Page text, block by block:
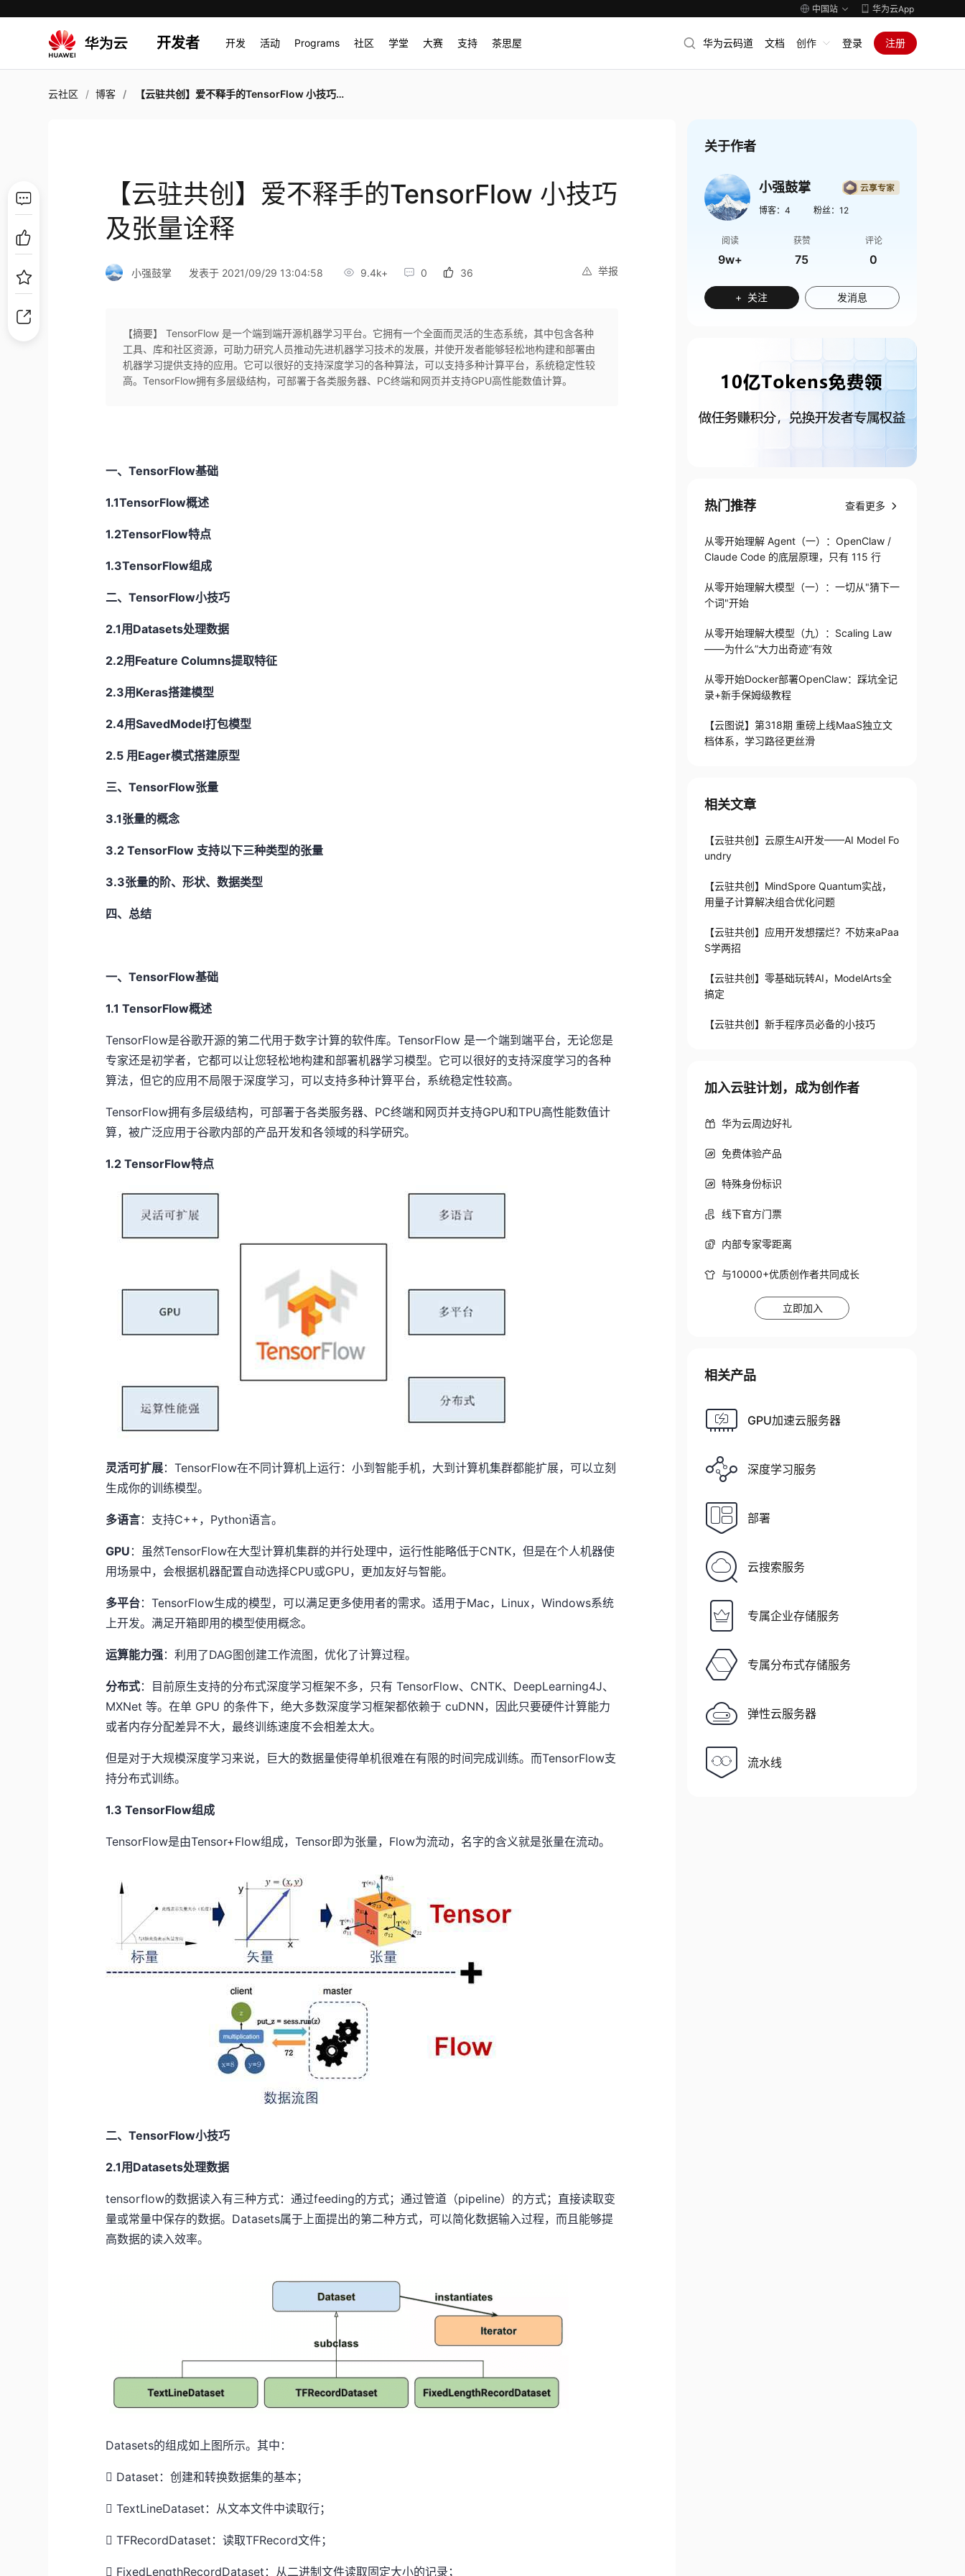
中国站 华为云App
开发者 开发 活动 Programs 社区 学堂 大赛 支持 茶思屋 华为云码道 文档 创作 登录 注册
云社区 博客 【云驻共创】爱不释手的TensorFlow 小技巧及张量诠释
【云驻共创】爱不释手的TensorFlow 小技巧
及张量诠释
举报
小强鼓掌 发表于 2021/09/29 13:04:58 9.4k+ 0 36
【摘要】 TensorFlow 是一个端到端开源机器学习平台。它拥有一个全面而灵活的生态系统，其中包含各种
工具、库和社区资源，可助力研究人员推动先进机器学习技术的发展，并使开发者能够轻松地构建和部署由
机器学习提供支持的应用。它可以很好的支持深度学习的各种算法，可以支持多种计算平台，系统稳定性较
高。TensorFlow拥有多层级结构，可部署于各类服务器、PC终端和网页并支持GPU高性能数值计算。
一、TensorFlow基础
1.1TensorFlow概述
1.2TensorFlow特点
1.3TensorFlow组成
二、TensorFlow小技巧
2.1用Datasets处理数据
2.2用Feature Columns提取特征
2.3用Keras搭建模型
2.4用SavedModel打包模型
2.5 用Eager模式搭建原型
三、TensorFlow张量
3.1张量的概念
3.2 TensorFlow 支持以下三种类型的张量
3.3张量的阶、形状、数据类型
四、总结
一、TensorFlow基础
1.1 TensorFlow概述
TensorFlow是谷歌开源的第二代用于数字计算的软件库。TensorFlow 是一个端到端平台，无论您是
专家还是初学者，它都可以让您轻松地构建和部署机器学习模型。它可以很好的支持深度学习的各种
算法，但它的应用不局限于深度学习，可以支持多种计算平台，系统稳定性较高。
TensorFlow拥有多层级结构，可部署于各类服务器、PC终端和网页并支持GPU和TPU高性能数值计
算，被广泛应用于谷歌内部的产品开发和各领域的科学研究。
1.2 TensorFlow特点
灵活可扩展：TensorFlow在不同计算机上运行：小到智能手机，大到计算机集群都能扩展，可以立刻
生成你的训练模型。
多语言： 支持C++，Python语言。
GPU ： 虽然TensorFlow在大型计算机集群的并行处理中，运行性能略低于CNTK，但是在个人机器使
用场景中，会根据机器配置自动选择CPU或GPU，更加友好与智能。
多平台：TensorFlow生成的模型，可以满足更多使用者的需求。适用于Mac，Linux，Windows系统
上开发。满足开箱即用的模型使用概念。
运算能力强：利用了DAG图创建工作流图，优化了计算过程。
分布式：
目前原生支持的分布式深度学习框架不多，只有 TensorFlow、CNTK、DeepLearning4J、
MXNet 等。在单 GPU 的条件下，绝大多数深度学习框架都依赖于 cuDNN，因此只要硬件计算能力
或者内存分配差异不大，最终训练速度不会相差太大。
但是对于大规模深度学习来说，巨大的数据量使得单机很难在有限的时间完成训练。而TensorFlow支
持分布式训练。
1.3 TensorFlow组成
TensorFlow是由Tensor+Flow组成，Tensor即为张量，Flow为流动，名字的含义就是张量在流动。
二、TensorFlow小技巧
2.1用Datasets处理数据
tensorflow的数据读入有三种方式：通过feeding的方式；通过管道（pipeline）的方式；直接读取变
量或常量中保存的数据。Datasets属于上面提出的第二种方式，可以简化数据输入过程，而且能够提
高数据的读入效率。
Datasets的组成如上图所示。其中：
​ Dataset：创建和转换数据集的基本；
​TextLineDataset：从文本文件中读取行；
​TFRecordDataset：读取TFRecord文件；
​ FixedLengthRecordDataset：从二进制文件读取固定大小的记录；
关于作者
小强鼓掌
博客： 4 粉丝： 12
阅读
9w+
获赞
75
评论
0
+ 关注 发消息
热门推荐 查看更多
从零开始理解 Agent（一）：OpenClaw /
Claude Code 的底层原理，只有 115 行
从零开始理解大模型（一）：一切从"猜下一
个词"开始
从零开始理解大模型（九）：Scaling Law
——为什么”大力出奇迹”有效
从零开始Docker部署OpenClaw：踩坑全记
录+新手保姆级教程
【云图说】第318期 重磅上线MaaS独立文
档体系，学习路径更丝滑
相关文章
【云驻共创】云原生AI开发——AI Model Fo
undry
【云驻共创】MindSpore Quantum实战，
用量子计算解决组合优化问题
【云驻共创】应用开发想摆烂？不妨来aPaa
S学两招
【云驻共创】零基础玩转AI，ModelArts全
搞定
【云驻共创】新手程序员必备的小技巧
加入云驻计划，成为创作者
华为云周边好礼
免费体验产品
特殊身份标识
线下官方门票
内部专家零距离
与10000+优质创作者共同成长
立即加入
相关产品
GPU加速云服务器
深度学习服务
部署
云搜索服务
专属企业存储服务
专属分布式存储服务
弹性云服务器
流水线